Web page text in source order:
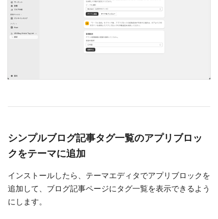
シンプルブログ記事タグ一覧のアプリブロッ
クをテーマに追加
インストールしたら、テーマエディタでアプリブロックを
追加して、ブログ記事ページにタグ一覧を表示できるよう
にします。